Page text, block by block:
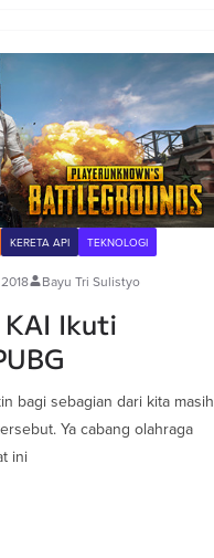
KERETA API TEKNOLOGI
Bayu Tri Sulistyo
Ikuti
bagi sebagian dari kita masih
Ya cabang olahraga
ini